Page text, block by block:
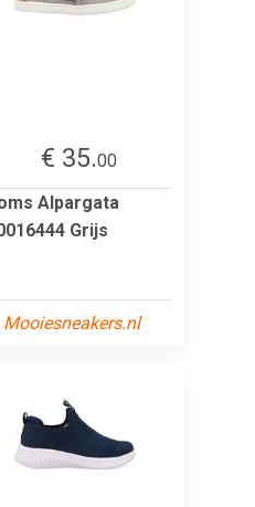
€ 35.00
Alpargata
Grijs
Mooiesneakers.nl